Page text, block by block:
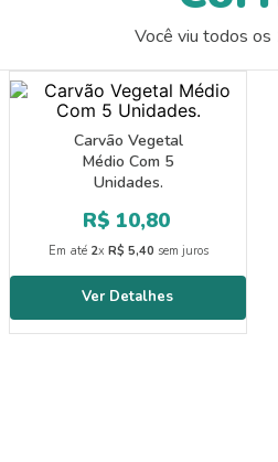
Você viu todos os
Carvão Vegetal
Médio Com 5
Unidades.
R$ 10,80
Em até 2x R$ 5,40 sem juros